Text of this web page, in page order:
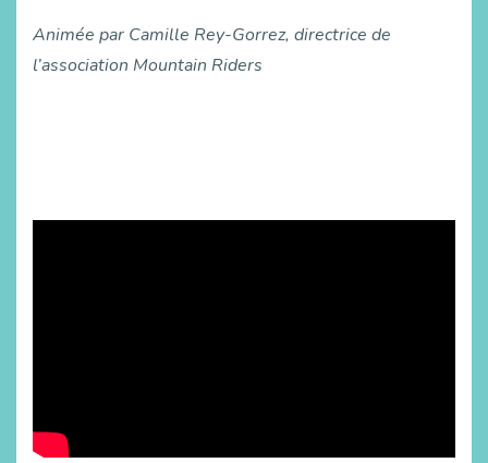
Animée par Camille Rey-Gorrez, directrice de
l’association Mountain Riders